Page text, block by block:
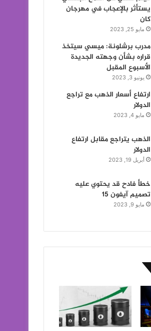
يستأثر بالإعجاب في مهرجان
كان
مايو 25, 2023
مدرب برشلونة: ميسي سيتخذ
قراره بشأن وجهته الجديدة
الأسبوع المقبل
يونيو 3, 2023
ارتفاع أسعار الذهب مع تراجع
الدولار
مايو 4, 2023
الذهب يتراجع مقابل ارتفاع
الدولار
أبريل 19, 2023
خطأ فادح قد يحتوي عليه
تصميم آيفون 15
مايو 9, 2023